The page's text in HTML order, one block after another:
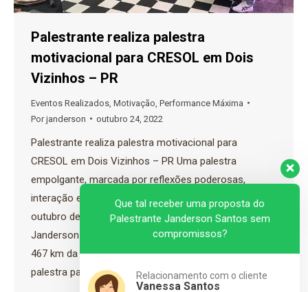
Palestrante realiza palestra
motivacional para CRESOL em Dois
Vizinhos – PR
Eventos Realizados Motivação Performance Máxima
Porjanderson outubro 24, 2022
Palestrante realiza palestra motivacional para
CRESOL em Dois Vizinhos – PR Uma palestra
empolgante, marcada por reflexões poderosas,
interação e muito bom humor. No último dia 21 de
outubro de 2022 o palestrante de motivação
Janderson Santos foi até a cidade de Dois Vizinhos,
467 km da capital do Paraná, Curitiba para realizar
palestra para…
Que tal receber uma proposta do
Palestrante Janderson Santos sem
compromissos?
Relacionamento com o cliente
Vanessa Santos